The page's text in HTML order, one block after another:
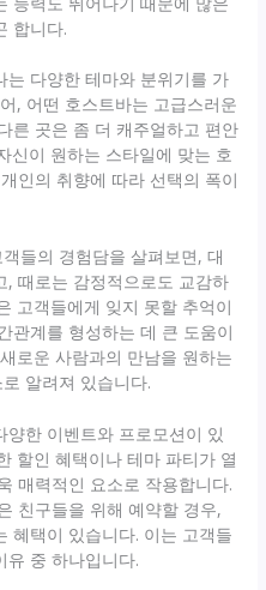
합니다.
는 다양한 테마와 분위기를 가
, 어떤 호스트바는 고급스러운
른 곳은 좀 더 캐주얼하고 편안
신이 원하는 스타일에 맞는 호
인의 취향에 따라 선택의 폭이
들의 경험담을 살펴보면, 대
, 때로는 감정적으로도 교감하
고객들에게 잊지 못할 추억이
관계를 형성하는 데 큰 도움이
로운 사람과의 만남을 원하는
알려져 있습니다.
한 이벤트와 프로모션이 있
할인 혜택이나 테마 파티가 열
매력적인 요소로 작용합니다.
친구들을 위해 예약할 경우,
혜택이 있습니다. 이는 고객들
유 중 하나입니다.